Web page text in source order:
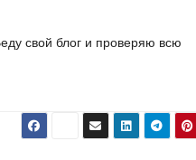
свой блог и проверяю всю